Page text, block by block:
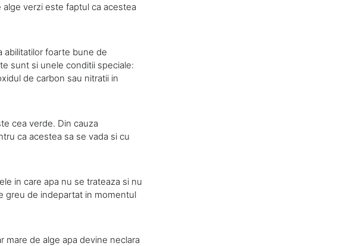
verzi este faptul ca acestea
abilitatilor foarte bune de
sunt si unele conditii speciale:
de carbon sau nitratii in
cea verde. Din cauza
ca acestea sa se vada si cu
in care apa nu se trateaza si nu
greu de indepartat in momentul
de alge apa devine neclara